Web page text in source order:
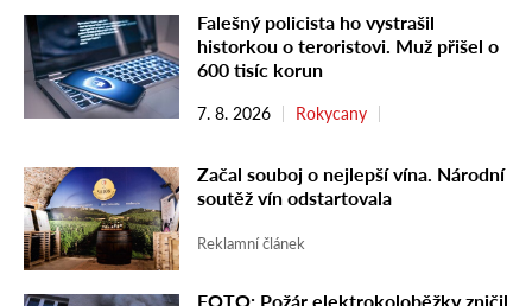
Falešný policista ho vystrašil
historkou o teroristovi. Muž přišel o
600 tisíc korun
7. 8. 2026 Rokycany
Začal souboj o nejlepší vína. Národní
soutěž vín odstartovala
Reklamní článek
FOTO: Požár elektrokoloběžky zničil